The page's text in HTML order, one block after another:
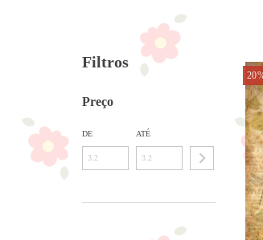
Filtros
Preço
DE ATÉ
20